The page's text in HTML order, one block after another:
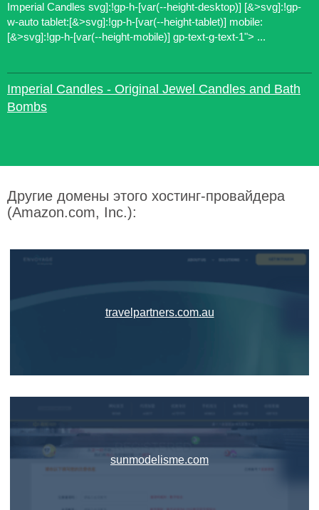
Imperial Candles svg]:!gp-h-[var(--height-desktop)] [&>svg]:!gp-
w-auto tablet:[&>svg]:!gp-h-[var(--height-tablet)] mobile:
[&>svg]:!gp-h-[var(--height-mobile)] gp-text-g-text-1"> ...
Imperial Candles - Original Jewel Candles and Bath
Bombs
Другие домены этого хостинг-провайдера
(Amazon.com, Inc.):
travelpartners.com.au
sunmodelisme.com